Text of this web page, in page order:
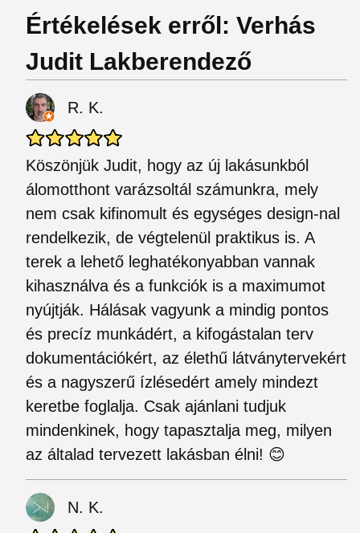
Értékelések erről: Verhás
Judit Lakberendező
R. K.
Köszönjük Judit, hogy az új lakásunkból
álomotthont varázsoltál számunkra, mely
nem csak kifinomult és egységes design-nal
rendelkezik, de végtelenül praktikus is. A
terek a lehető leghatékonyabban vannak
kihasználva és a funkciók is a maximumot
nyújtják. Hálásak vagyunk a mindig pontos
és precíz munkádért, a kifogástalan terv
dokumentációkért, az élethű látványtervekért
és a nagyszerű ízlésedért amely mindezt
keretbe foglalja. Csak ajánlani tudjuk
mindenkinek, hogy tapasztalja meg, milyen
az általad tervezett lakásban élni! 😊
N. K.